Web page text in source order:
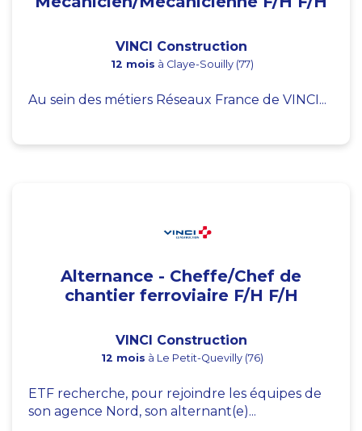
VINCI Construction
12 mois à Claye-Souilly (77)
Au sein des métiers Réseaux France de VINCI...
Alternance - Cheffe/Chef de
chantier ferroviaire F/H F/H
VINCI Construction
12 mois à Le Petit-Quevilly (76)
ETF recherche, pour rejoindre les équipes de
son agence Nord, son alternant(e)...